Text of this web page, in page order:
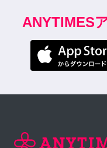
ANYTIMES